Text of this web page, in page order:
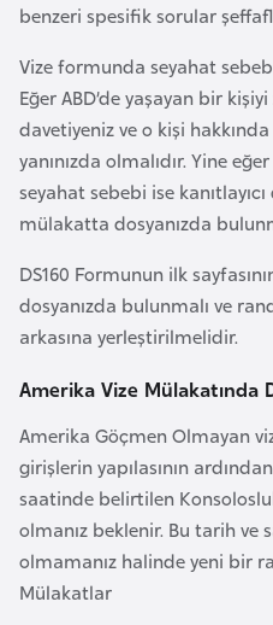
benzeri spesifik sorular
Vize formunda seyahat
Eğer ABD’de yaşayan bir
davetiyeniz ve o kişi
yanınızda olmalıdır. Yine
seyahat sebebi ise
mülakatta dosyanızda
DS160 Formunun ilk
dosyanızda bulunmalı ve
arkasına yerleştirilmelidir.
Amerika Vize Mülakatında
Amerika Göçmen Olmayan
girişlerin yapılasının
saatinde belirtilen
olmanız beklenir. Bu tarih
olmamanız halinde yeni bir
Mülakatlar
g
l
a
d
e
ş
e
a
u
s
B
e